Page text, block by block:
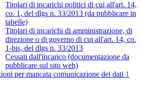
Titolari di incarichi politici di cui all'art. 14,
co. 1, del dlgs n. 33/2013 (da pubblicare in
tabelle)
Titolari di incarichi di amministrazione, di
direzione o di governo di cui all'art. 14, co.
1-bis, del dlgs n. 33/2013
Cessati dall'incarico (documentazione da
pubblicare sul sito web)
per mancata comunicazione dei dati 1